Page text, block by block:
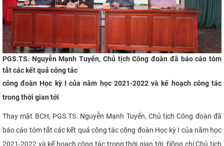
PGS.TS. Nguyễn Mạnh Tuyển, Chủ tịch Công đoàn đã báo cáo tóm
tắt các kết quả công tác
công đoàn Học kỳ I của năm học 2021-2022 và kế hoạch công tác
trong thời gian tới
Thay mặt BCH, PGS.TS. Nguyễn Mạnh Tuyển, Chủ tịch Công đoàn đã
báo cáo tóm tắt các kết quả công tác công đoàn Học kỳ I của năm học
2021-2022 và kế hoạch công tác trong thời gian tới. Đồng chí Chủ tịch